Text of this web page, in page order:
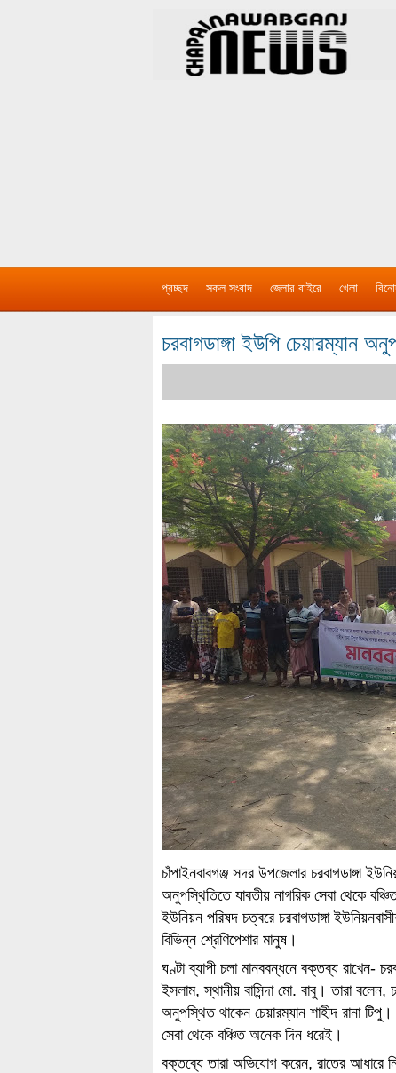
প্রচ্ছদ সকল সংবাদ জেলার বাইরে খেলা
চরবাগডাঙ্গা ইউপি চেয়ারম্যান
চাঁপাইনবাবগঞ্জ সদর উপজেলার চরবাগডাঙ্গা
অনুপস্থিতিতে যাবতীয় নাগরিক সেবা থেকে
ইউনিয়ন পরিষদ চত্বরে চরবাগডাঙ্গা
বিভিন্ন শ্রেণিপেশার মানুষ।
ঘণ্টা ব্যাপী চলা মানববন্ধনে বক্তব্য রাখেন-
ইসলাম, স্থানীয় বাসিন্দা মো. বাবু। তারা
অনুপস্থিত থাকেন চেয়ারম্যান শাহীদ রানা
সেবা থেকে বঞ্চিত অনেক দিন ধরেই।
বক্তব্যে তারা অভিযোগ করেন, রাতের আধারে